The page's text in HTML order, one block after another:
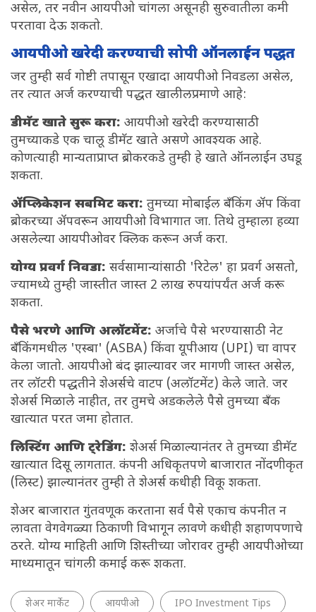
असेल, तर नवीन आयपीओ चांगला असूनही सुरुवातीला कमी
परतावा देऊ शकतो.
आयपीओ खरेदी करण्याची सोपी ऑनलाईन पद्धत
जर तुम्ही सर्व गोष्टी तपासून एखादा आयपीओ निवडला असेल,
तर त्यात अर्ज करण्याची पद्धत खालीलप्रमाणे आहे:
डीमॅट खाते सुरू करा: आयपीओ खरेदी करण्यासाठी
तुमच्याकडे एक चालू डीमॅट खाते असणे आवश्यक आहे.
कोणत्याही मान्यताप्राप्त ब्रोकरकडे तुम्ही हे खाते ऑनलाईन उघडू
शकता.
ॲप्लिकेशन सबमिट करा: तुमच्या मोबाईल बँकिंग ॲप किंवा
ब्रोकरच्या ॲपवरून आयपीओ विभागात जा. तिथे तुम्हाला हव्या
असलेल्या आयपीओवर क्लिक करून अर्ज करा.
योग्य प्रवर्ग निवडा: सर्वसामान्यांसाठी 'रिटेल' हा प्रवर्ग असतो,
ज्यामध्ये तुम्ही जास्तीत जास्त 2 लाख रुपयांपर्यंत अर्ज करू
शकता.
पैसे भरणे आणि अलॉटमेंट: अर्जाचे पैसे भरण्यासाठी नेट
बँकिंगमधील 'एस्बा' (ASBA) किंवा यूपीआय (UPI) चा वापर
केला जातो. आयपीओ बंद झाल्यावर जर मागणी जास्त असेल,
तर लॉटरी पद्धतीने शेअर्सचे वाटप (अलॉटमेंट) केले जाते. जर
शेअर्स मिळाले नाहीत, तर तुमचे अडकलेले पैसे तुमच्या बँक
खात्यात परत जमा होतात.
लिस्टिंग आणि ट्रेडिंग: शेअर्स मिळाल्यानंतर ते तुमच्या डीमॅट
खात्यात दिसू लागतात. कंपनी अधिकृतपणे बाजारात नोंदणीकृत
(लिस्ट) झाल्यानंतर तुम्ही ते शेअर्स कधीही विकू शकता.
शेअर बाजारात गुंतवणूक करताना सर्व पैसे एकाच कंपनीत न
लावता वेगवेगळ्या ठिकाणी विभागून लावणे कधीही शहाणपणाचे
ठरते. योग्य माहिती आणि शिस्तीच्या जोरावर तुम्ही आयपीओच्या
माध्यमातून चांगली कमाई करू शकता.
शेअर मार्केट आयपीओ IPO Investment Tips